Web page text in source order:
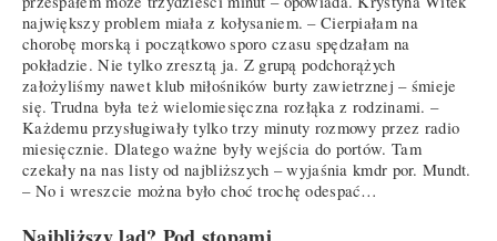
największy problem miała z kołysaniem. – Cierpiałam na
chorobę morską i początkowo sporo czasu spędzałam na
pokładzie. Nie tylko zresztą ja. Z grupą podchorążych
założyliśmy nawet klub miłośników burty zawietrznej – śmieje
się. Trudna była też wielomiesięczna rozłąka z rodzinami. –
Każdemu przysługiwały tylko trzy minuty rozmowy przez radio
miesięcznie. Dlatego ważne były wejścia do portów. Tam
czekały na nas listy od najbliższych – wyjaśnia kmdr por. Mundt.
– No i wreszcie można było choć trochę odespać…